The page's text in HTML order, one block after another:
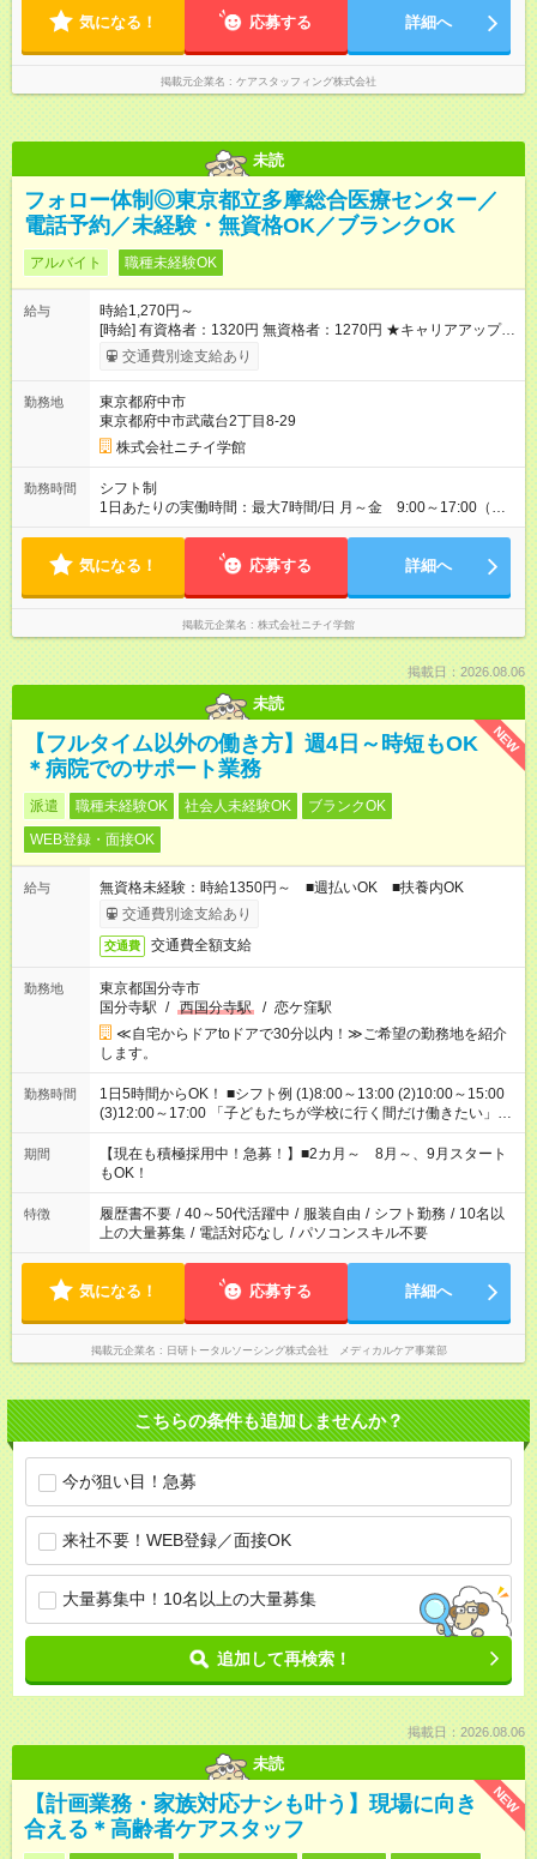
気になる！ 応募する 詳細へ
掲載元企業名 ケアスタッフィング株式会社
未読
フォロー体制◎東京都立多摩総合医療センター／
電話予約／未経験・無資格OK／ブランクOK
アルバイト 職種未経験OK
給与
時給1,270円～
[時給] 有資格者：1320円 無資格者：1270円 ★キャリアアップ制
度あり 進級により給与がアップします！ 【試用期間】試用期間
あり 試用期間の長さ：3ヶ月 雇用形態、給与は本採用時と同じ
交通費別途支給あり
勤務地
東京都府中市
東京都府中市武蔵台2丁目8-29
株式会社ニチイ学館
勤務時間
シフト制
1日あたりの実働時間：最大7時間/日 月～金 9:00～17:00（休
憩60分） 土曜 9:00～13:00（休憩なし） ※週4～5日勤務 ※
時間 2～3時間／月 ※1か月「平日19日、土曜日1日」の勤務を
気になる！ 応募する 詳細へ
掲載元企業名 株式会社ニチイ学館
掲載日：2026.08.06
未読
NEW
【フルタイム以外の働き方】週4日～時短もOK
＊病院でのサポート業務
派遣 職種未経験OK 社会人未経験OK
ブランクOK
WEB登録・面接OK
給与
無資格未経験：時給1350円～ ■週払いOK ■扶養内OK
交通費別途支給あり
交通費 交通費全額支給
勤務地
東京都国分寺市
国分寺駅 / 西国分寺駅 / 恋ケ窪駅
≪自宅からドアtoドアで30分以内！≫ご希望の勤務地を紹介
します。
勤務時間
1日5時間からOK！ ■シフト例 (1)8:00～13:00 (2)10:00～15:00
(3)12:00～17:00 「子どもたちが学校に行く間だけ働きたい」
「余裕を持って夕飯の準備がしたい」 「午前中は働いて、午後
はプライベートの時間にしたい」 など、ご希望を教えてくださ
いね。 ※Wワーク希望の方へ 今ご覧のお仕事で希望する勤務時
間と、もう1つのお仕事の勤務時間。 合計で週40時間を超える
場合は応募できません。
期間
【現在も積極採用中！急募！】■2カ月～ 8月～、9月スタート
もOK！
特徴 履歴書不要 / 40～50代活躍中 / 服装自由 / シフト勤務 / 10名以
上の大量募集 / 電話対応なし / パソコンスキル不要
気になる！ 応募する 詳細へ
掲載元企業名 日研トータルソーシング株式会社 メディカルケア事業部
こちらの条件も追加しませんか？
今が狙い目！急募
来社不要！WEB登録／面接OK
大量募集中！10名以上の大量募集
追加して再検索！
掲載日：2026.08.06
未読
NEW
【計画業務・家族対応ナシも叶う】現場に向き
合える＊高齢者ケアスタッフ